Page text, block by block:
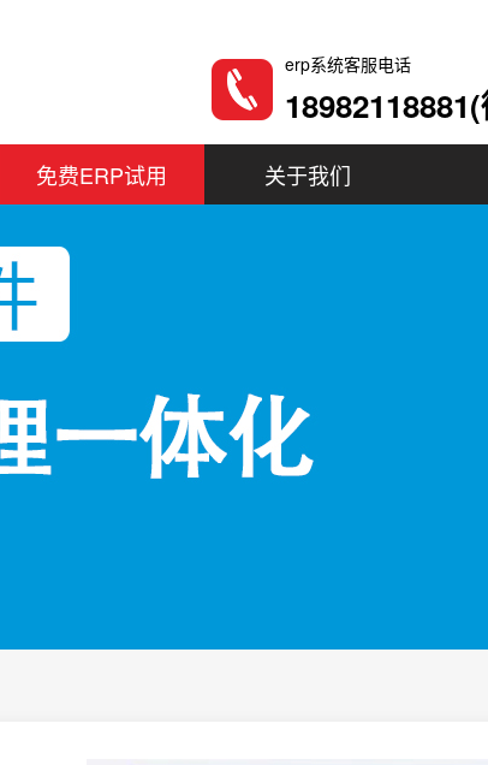
erp系统客服电话
免费ERP试用 关于我们